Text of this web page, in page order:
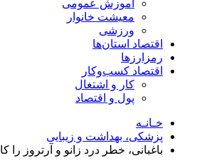
آموزش عمومی
معیشت خانوار
ورزشی
اقتصاد استان‌ها
رمزارزها
اقتصاد کسب‌و‌کار
کار و اشتغال
پول و اقتصاد
خـانـه
پزشکی، بهداشت و زیبایی
باغبانی، خطر درد زانو و آرتروز